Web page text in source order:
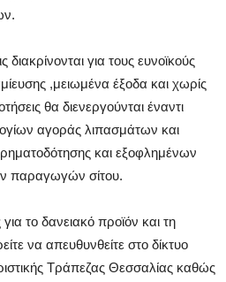
για τους ευνοϊκούς
,μειωμένα έξοδα και χωρίς
θα διενεργούνται έναντι
αγοράς λιπασμάτων και
και εξοφλημένων
παραγωγών σίτου.
το δανειακό προϊόν και τη
να απευθυνθείτε στο δίκτυο
Τράπεζας Θεσσαλίας καθώς